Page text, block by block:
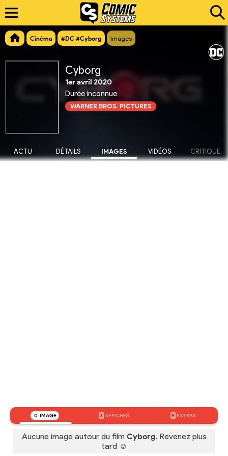
Cinéma #DC #Cyborg Images
Cyborg
1er avril 2020
Durée inconnue
WARNER BROS. PICTURES
ACTU DÉTAILS IMAGES VIDÉOS CRITIQUE
0 IMAGE 3 AFFICHES 9 EXTRAS
Aucune image autour du film Cyborg. Revenez plus
tard ☺